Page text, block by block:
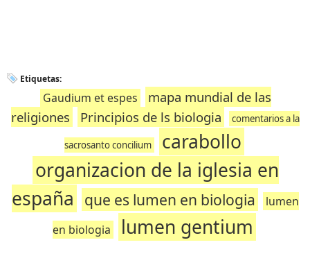
Etiquetas:
Gaudium et espes
mapa mundial de las
religiones
Principios de ls biologia comentarios a la
sacrosanto concilium
carabollo
organizacion de la iglesia en
españa
que es lumen en biologia
lumen
en biologia
lumen gentium